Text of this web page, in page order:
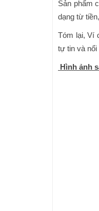
Sản phẩm
dạng từ
Tóm lại, Ví
tự tin và nổi
Hình ảnh